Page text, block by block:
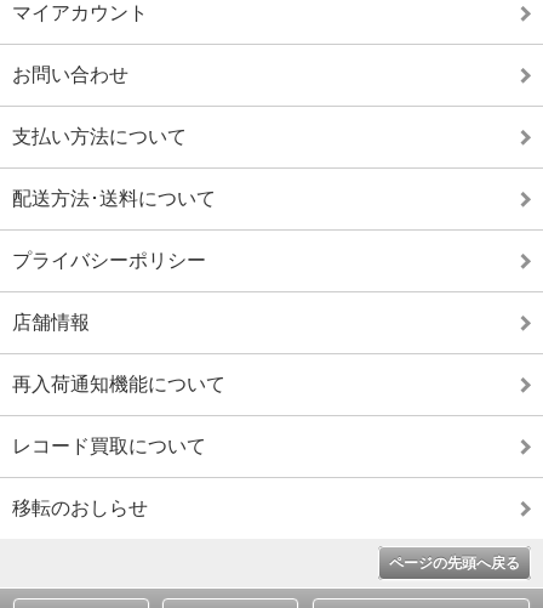
マイアカウント
お問い合わせ
支払い方法について
配送方法･送料について
プライバシーポリシー
店舗情報
再入荷通知機能について
レコード買取について
移転のおしらせ
ページの先頭へ戻る